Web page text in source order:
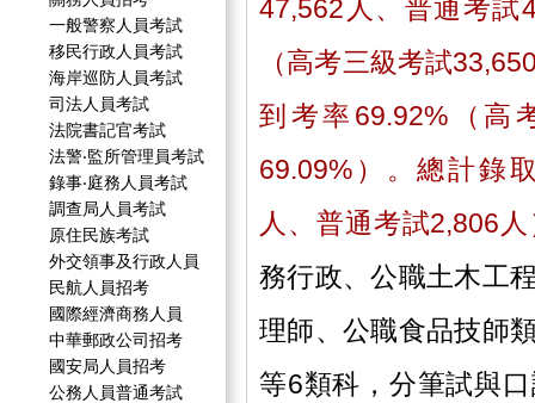
一般警察人員考試
移民行政人員考試
海岸巡防人員考試
司法人員考試
法院書記官考試
法警‧監所管理員考試
錄事‧庭務人員考試
調查局人員考試
原住民族考試
外交領事及行政人員
民航人員招考
國際經濟商務人員
中華郵政公司招考
國安局人員招考
公務人員普通考試
47,562人、普通考試
（高考三級考試
到考率69.92%（高
69.09%）。總計錄
人、普通考試2,806
務行政、公職土木工
理師、公職食品技師
等6類科，分筆試與